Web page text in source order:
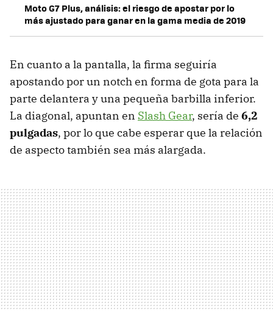
Moto G7 Plus, análisis: el riesgo de apostar por lo
más ajustado para ganar en la gama media de 2019
En cuanto a la pantalla, la firma seguiría
apostando por un notch en forma de gota para la
parte delantera y una pequeña barbilla inferior.
La diagonal, apuntan en Slash Gear, sería de 6,2
pulgadas, por lo que cabe esperar que la relación
de aspecto también sea más alargada.